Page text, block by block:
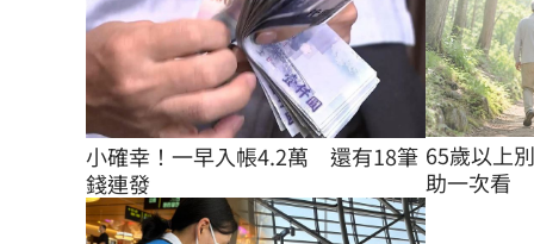
小確幸！一早入帳4.2萬　還有18筆
錢連發
65歲以上
助一次看